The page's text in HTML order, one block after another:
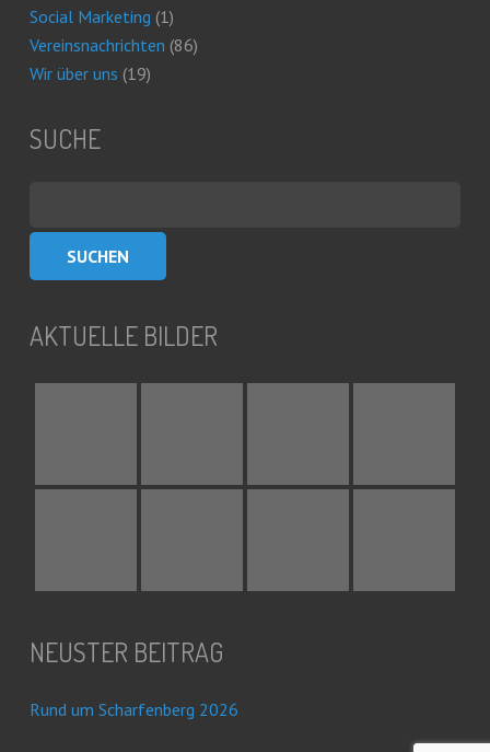
Social Marketing (1)
Vereinsnachrichten (86)
Wir über uns (19)
SUCHE
AKTUELLE BILDER
NEUSTER BEITRAG
Rund um Scharfenberg 2026